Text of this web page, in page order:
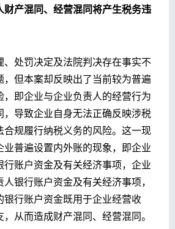
财产混同、经营混同将产生税务违
、处罚决定及法院判决存在事实不
，但本案却反映出了当前较为普遍
，即企业与企业负责人的经营行为
，导致企业自身无法正确反映涉税
合规履行纳税义务的风险。这一现
业普遍设置内外账的现象，即企业
行账户资金及有关经济事项，企业
银行账户资金及有关经济事项，
银行账户资金既用于企业经营收
从而造成财产混同、经营混同。